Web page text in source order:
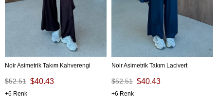
Noir Asimetrik Takım Kahverengi
$40.43
$52.51
6
Noir Asimetrik Takım Lacivert
$40.43
$52.51
6